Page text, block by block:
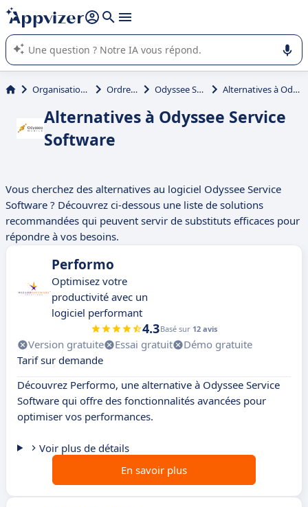
répondre (plusieurs lignes avec
L'IA de Appvizer vous guide dans l'utilisation ou la sélection de
logiciel SaaS en entreprise.
Organisation et planification Ordre de travail Odyssee Service Software Alternatives à Odyssee Service Software
Alternatives à Odyssee Service
Software
Vous cherchez des alternatives au logiciel Odyssee Service
Software ? Découvrez ci-dessous une liste de solutions
recommandées qui peuvent servir de substituts efficaces pour
répondre à vos besoins.
Performo
Optimisez votre
productivité avec un
logiciel performant
4.3Basé sur 12 avis
Version gratuite Essai gratuit
Démo gratuite
Tarif sur demande
Découvrez Performo, une alternative à Odyssee Service
Software qui offre des fonctionnalités avancées pour
optimiser vos performances.
Voir plus de détails
En savoir plus